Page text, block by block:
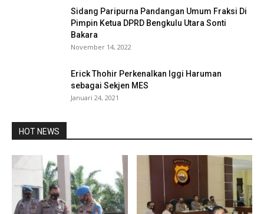
Sidang Paripurna Pandangan Umum Fraksi Di
Pimpin Ketua DPRD Bengkulu Utara Sonti
Bakara
November 14, 2022
Erick Thohir Perkenalkan Iggi Haruman
sebagai Sekjen MES
Januari 24, 2021
HOT NEWS